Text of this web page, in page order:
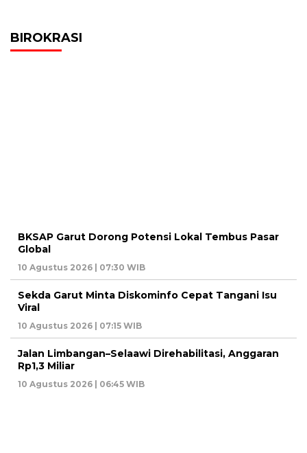
BIROKRASI
BKSAP Garut Dorong Potensi Lokal Tembus Pasar
Global
10 Agustus 2026 | 07:30 WIB
Sekda Garut Minta Diskominfo Cepat Tangani Isu
Viral
10 Agustus 2026 | 07:15 WIB
Jalan Limbangan–Selaawi Direhabilitasi, Anggaran
Rp1,3 Miliar
10 Agustus 2026 | 06:45 WIB